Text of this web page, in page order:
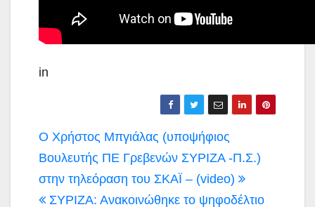
in
Πλοήγηση
άρθρων
Ο Χρήστος Μπγιάλας (υποψήφιος
Βουλευτής ΠΕ Γρεβενών ΣΥΡΙΖΑ -Π.Σ.)
στην τηλεόραση του ΣΚΑΪ – (video)
ΣΥΡΙΖΑ: Ανακοινώθηκε το ψηφοδέλτιο